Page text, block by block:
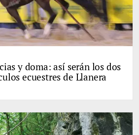
y doma: así serán los dos
ecuestres de Llanera